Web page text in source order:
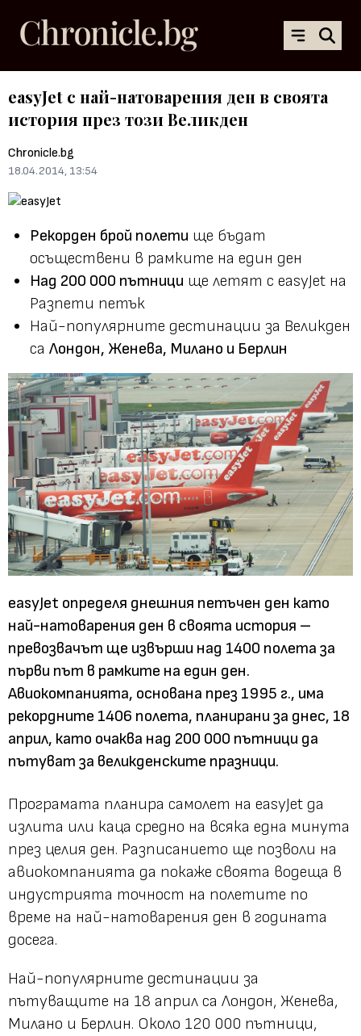
easyJet с най-натоварения ден в своята
история през този Великден
Chronicle.bg
18.04.2014, 13:54
Рекорден брой полети ще бъдат
осъществени в рамките на един ден
Над 200 000 пътници ще летят с easyJet на
Разпети петък
Най-популярните дестинации за Великден
саЛондон, Женева, Милано и Берлин
easyJet определя днешния петъчен ден като
най-натоварения ден в своята история –
превозвачът ще извърши над 1400 полета за
първи път в рамките на един ден.
Авиокомпанията, основана през 1995 г., има
рекордните 1406 полета, планирани за днес, 18
април, като очаква над 200 000 пътници да
пътуват за великденските празници.
Програмата планира самолет на easyJet да
излита или каца средно на всяка една минута
през целия ден. Разписанието ще позволи на
авиокомпанията да покаже своята водеща в
индустрията точност на полетите по
време на най-натоварения ден в годината
досега.
Най-популярните дестинации за
пътуващите на 18 април са Лондон, Женева,
Милано и Берлин. Около 120 000 пътници,